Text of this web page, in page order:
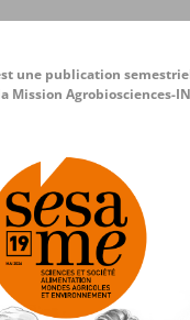
une publication
Mission Agrobiosciences-